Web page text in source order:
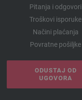
Pitanja i odgovori
Troškovi isporuke
Načini plaćanja
Povratne pošiljke
ODUSTAJ OD
UGOVORA